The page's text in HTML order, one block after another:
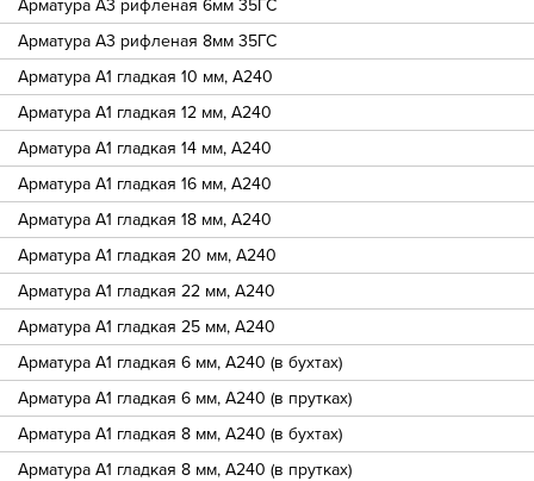
Арматура A3 рифленая 6мм 35ГС
Арматура A3 рифленая 8мм 35ГС
Арматура А1 гладкая 10 мм, А240
Арматура А1 гладкая 12 мм, А240
Арматура А1 гладкая 14 мм, А240
Арматура А1 гладкая 16 мм, А240
Арматура А1 гладкая 18 мм, А240
Арматура А1 гладкая 20 мм, А240
Арматура А1 гладкая 22 мм, А240
Арматура А1 гладкая 25 мм, А240
Арматура А1 гладкая 6 мм, А240 (в бухтах)
Арматура А1 гладкая 6 мм, А240 (в прутках)
Арматура А1 гладкая 8 мм, А240 (в бухтах)
Арматура А1 гладкая 8 мм, А240 (в прутках)